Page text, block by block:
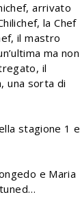
arrivato
la Chef
il mastro
ma non
il
una sorta di
stagione 1 e
e Maria